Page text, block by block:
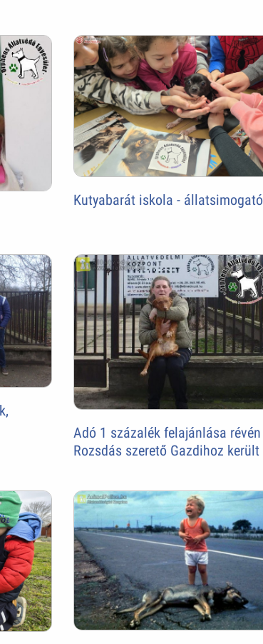
Kutyabarát iskola - állatsimogató
Adó 1 százalék felajánlása révén
Rozsdás szerető Gazdihoz került